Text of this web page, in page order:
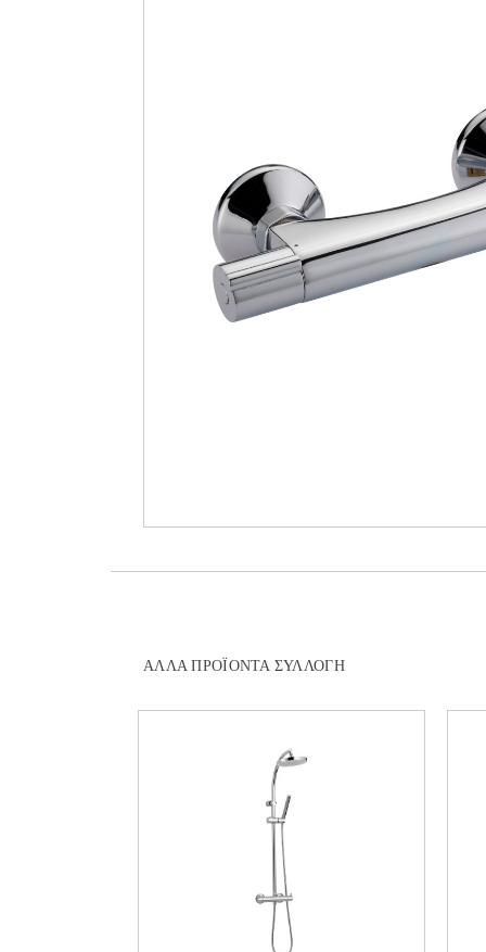
ΆΛΛΑ ΠΡΟΪΌΝΤΑ ΣΥΛΛΟΓΉ